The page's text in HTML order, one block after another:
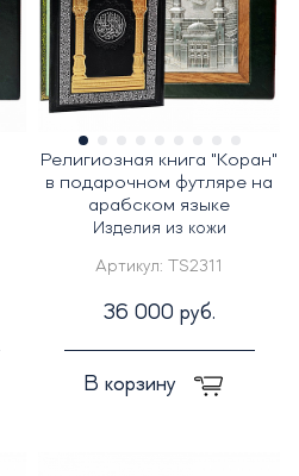
Религиозная книга "Коран"
в подарочном футляре на
арабском языке
Изделия из кожи
Артикул: TS2311
36 000 руб.
В корзину